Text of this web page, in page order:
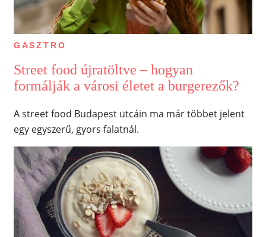
GASZTRO
Street food újratöltve – hogyan
formálják a városi életet a burgerezők?
A street food Budapest utcáin ma már többet jelent
egy egyszerű, gyors falatnál.